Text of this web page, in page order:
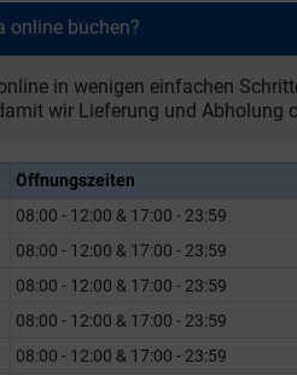
online buchen?
in wenigen einfachen
wir Lieferung und Abholung
Öffnungszeiten
08:00 - 12:00 & 17:00 - 23:59
08:00 - 12:00 & 17:00 - 23:59
08:00 - 12:00 & 17:00 - 23:59
08:00 - 12:00 & 17:00 - 23:59
08:00 - 12:00 & 17:00 - 23:59